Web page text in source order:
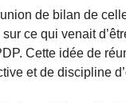
de bilan de
ce qui venait
Cette idée de
et de discipline